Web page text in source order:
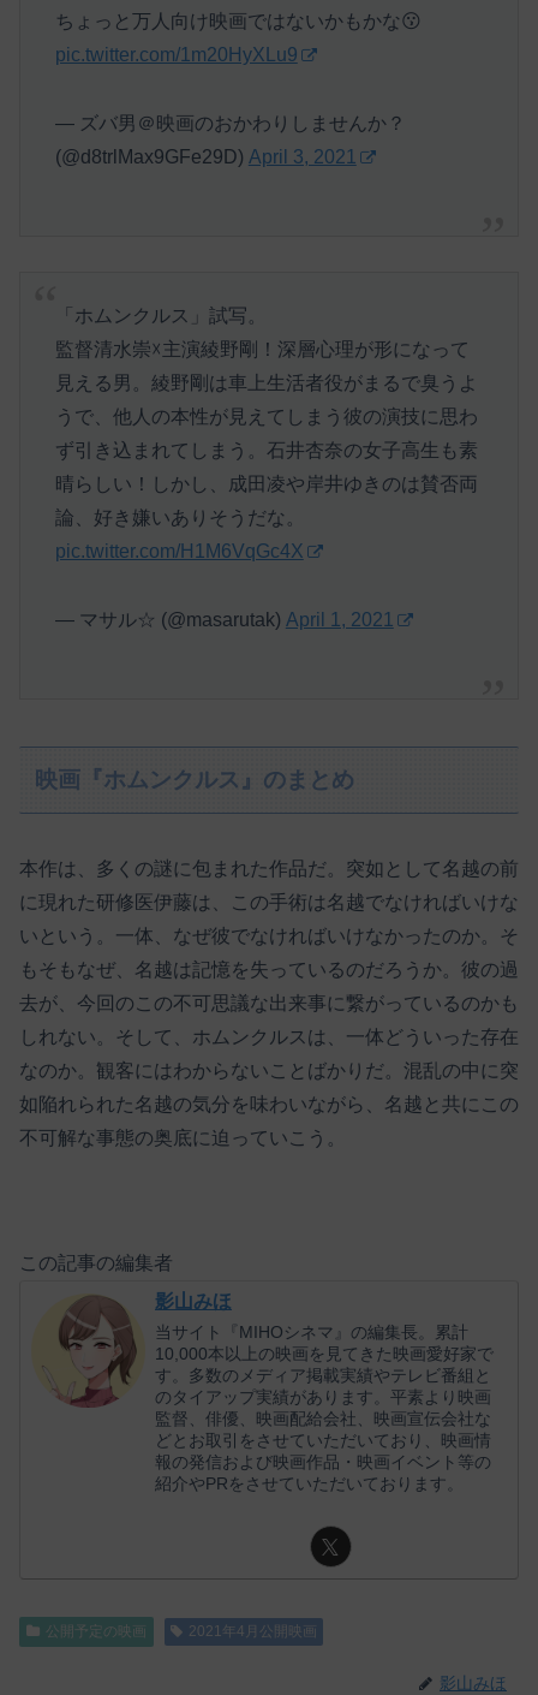
ちょっと万人向け映画ではないかもかな😗
pic.twitter.com/1m20HyXLu9
— ズバ男＠映画のおかわりしませんか？
(@d8trlMax9GFe29D) April 3, 2021
「ホムンクルス」試写。
監督清水崇☓主演綾野剛！深層心理が形になって
見える男。綾野剛は車上生活者役がまるで臭うよ
うで、他人の本性が見えてしまう彼の演技に思わ
ず引き込まれてしまう。石井杏奈の女子高生も素
晴らしい！しかし、成田凌や岸井ゆきのは賛否両
論、好き嫌いありそうだな。
pic.twitter.com/H1M6VqGc4X
— マサル☆ (@masarutak) April 1, 2021
映画『ホムンクルス』のまとめ
本作は、多くの謎に包まれた作品だ。突如として名越の前
に現れた研修医伊藤は、この手術は名越でなければいけな
いという。一体、なぜ彼でなければいけなかったのか。そ
もそもなぜ、名越は記憶を失っているのだろうか。彼の過
去が、今回のこの不可思議な出来事に繋がっているのかも
しれない。そして、ホムンクルスは、一体どういった存在
なのか。観客にはわからないことばかりだ。混乱の中に突
如陥れられた名越の気分を味わいながら、名越と共にこの
不可解な事態の奥底に迫っていこう。
この記事の編集者
影山みほ
当サイト『MIHOシネマ』の編集長。累計
10,000本以上の映画を見てきた映画愛好家で
す。多数のメディア掲載実績やテレビ番組と
のタイアップ実績があります。平素より映画
監督、俳優、映画配給会社、映画宣伝会社な
どとお取引をさせていただいており、映画情
報の発信および映画作品・映画イベント等の
紹介やPRをさせていただいております。
公開予定の映画 2021年4月公開映画
影山みほ